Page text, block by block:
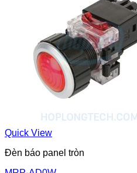
Quick View
Đèn báo panel tròn